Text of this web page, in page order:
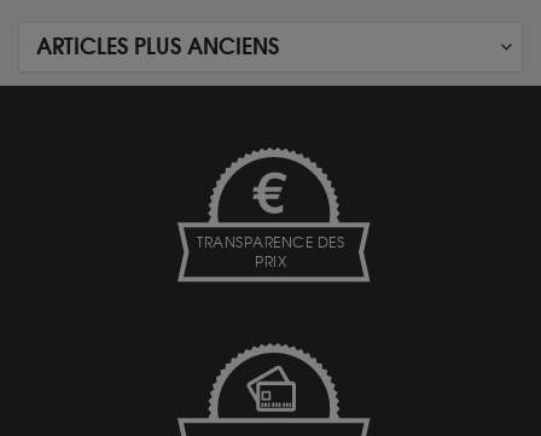
ARTICLES PLUS ANCIENS
TRANSPARENCE DES
PRIX